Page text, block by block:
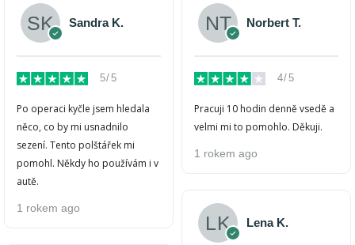
Sandra K.
5/5
Po operaci kyčle jsem hledala
něco, co by mi usnadnilo
sezení. Tento polštářek mi
pomohl. Někdy ho používám i v
autě.
1 rokem ago
Norbert T.
4/5
Pracuji 10 hodin denně vsedě a
velmi mi to pomohlo. Děkuji.
1 rokem ago
Lena K.